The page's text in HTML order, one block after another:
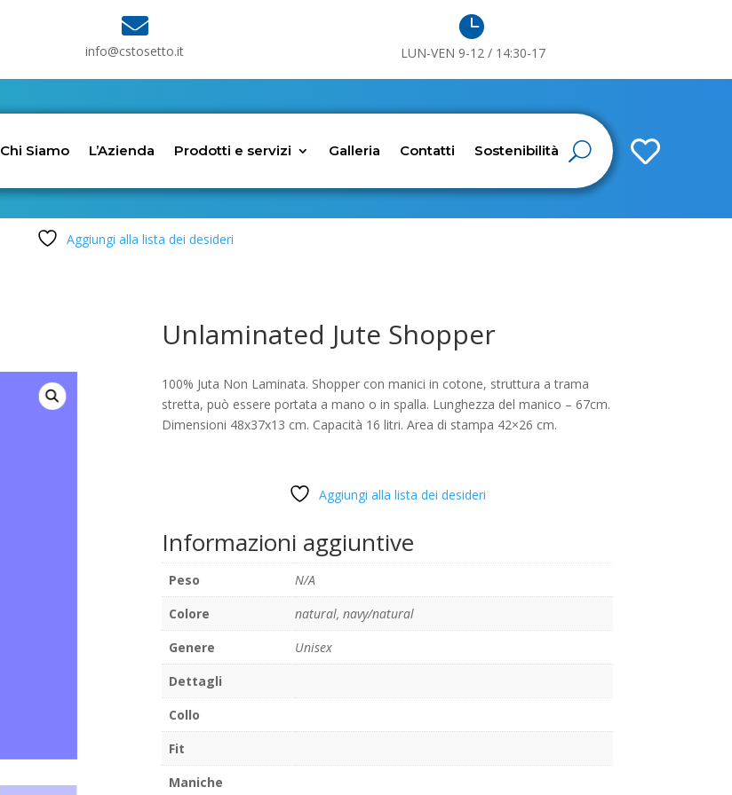

info@cstosetto.it

LUN-VEN 9-12 / 14:30-17

Chi Siamo L’Azienda Prodotti e servizi Galleria Contatti Sostenibilità
Aggiungi alla lista dei desideri
Unlaminated Jute Shopper
100% Juta Non Laminata. Shopper con manici in cotone, struttura a trama
stretta, può essere portata a mano o in spalla. Lunghezza del manico – 67cm.
Dimensioni 48x37x13 cm. Capacità 16 litri. Area di stampa 42×26 cm.
Aggiungi alla lista dei desideri
Informazioni aggiuntive
Peso
N/A
Colore
natural, navy/natural
Genere
Unisex
Dettagli
Collo
Fit
Maniche